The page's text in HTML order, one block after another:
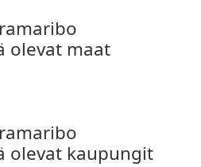
olevat maat
olevat kaupungit